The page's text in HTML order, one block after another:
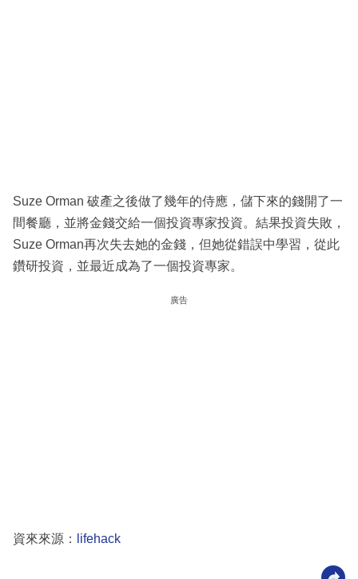
Suze Orman 破產之後做了幾年的侍應，儲下來的錢開了一
間餐廳，並將金錢交給一個投資專家投資。結果投資失敗，
Suze Orman再次失去她的金錢，但她從錯誤中學習，從此
鑽研投資，並最近成為了一個投資專家。
廣告
資來來源： lifehack